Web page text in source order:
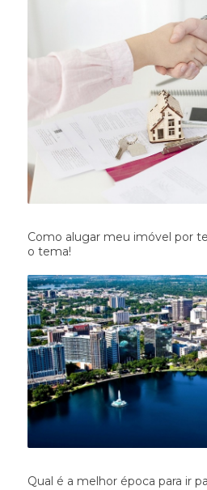
Como alugar meu imóvel por
o tema!
Qual é a melhor época para ir